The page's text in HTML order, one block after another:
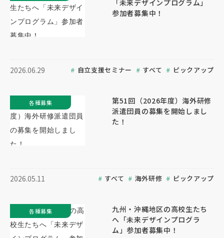
「未来デザインプログラム」
参加者募集中！
2026.06.29 自立支援セミナー すべて ピックアップ
第51回（2026年度）海外研修
派遣団員の募集を開始しまし
た！
2026.05.11 すべて 海外研修 ピックアップ
各種募集
九州・沖縄地区の高校生たち
へ「未来デザインプログラ
ム」参加者募集中！
各種募集